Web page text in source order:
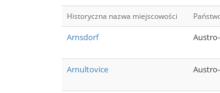
Historyczna nazwa miejscowości
Arnsdorf
Arnultovice